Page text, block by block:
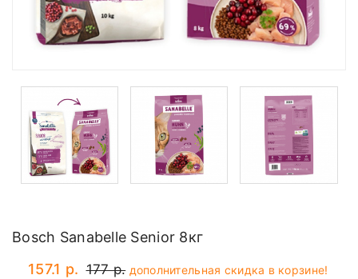
Bosch Sanabelle Senior 8кг
157.1 р. 177 р. дополнительная скидка в корзине!